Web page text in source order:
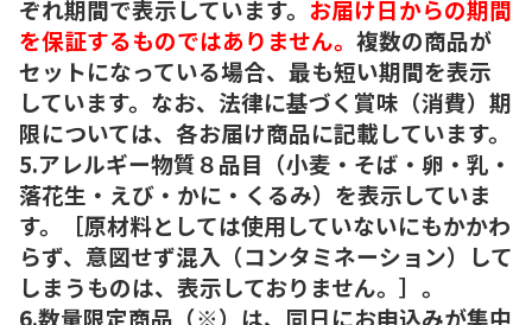
ぞれ期間で表示しています。 お届け日からの期間
を保証するものではありません。 複数の商品が
セットになっている場合、最も短い期間を表示
しています。なお、法律に基づく賞味（消費）期
限については、各お届け商品に記載しています。
5.アレルギー物質８品目（小麦・そば・卵・乳・
落花生・えび・かに・くるみ）を表示していま
す。［原材料としては使用していないにもかかわ
らず、意図せず混入（コンタミネーション）して
しまうものは、表示しておりません。］。
6.数量限定商品（※）は、同日にお申込みが集中